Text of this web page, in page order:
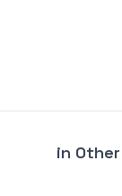
in Other